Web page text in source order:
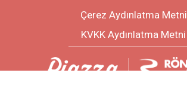
Çerez Aydınlatma Metni
KVKK Aydınlatma Metni